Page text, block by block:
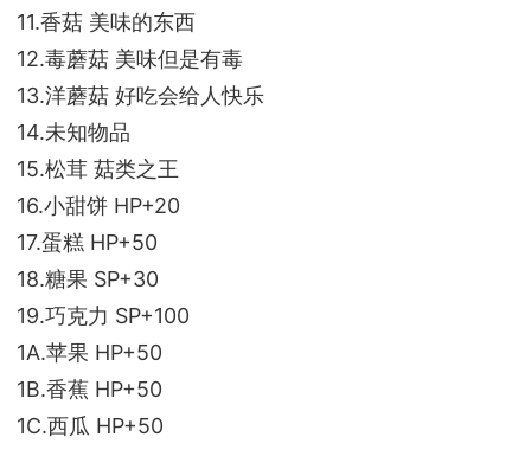
11.香菇 美味的东西
12.毒蘑菇 美味但是有毒
13.洋蘑菇 好吃会给人快乐
14.未知物品
15.松茸 菇类之王
16.小甜饼 HP+20
17.蛋糕 HP+50
18.糖果 SP+30
19.巧克力 SP+100
1A.苹果 HP+50
1B.香蕉 HP+50
1C.西瓜 HP+50